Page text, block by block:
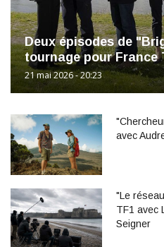
Deux épisodes de
tournage pour
21 mai 2026 - 20:23
avec
"Le
TF1 avec
Seigner